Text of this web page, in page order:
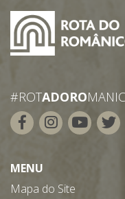
#ROTADORO
MENU
Mapa do Site